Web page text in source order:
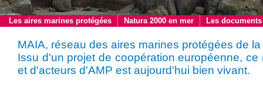
Les aires marines protégées Natura 2000 en mer Les documents
MAIA, réseau des aires marines protégées de
Issu d'un projet de coopération européenne,
et d'acteurs d'AMP est aujourd'hui bien vivant.